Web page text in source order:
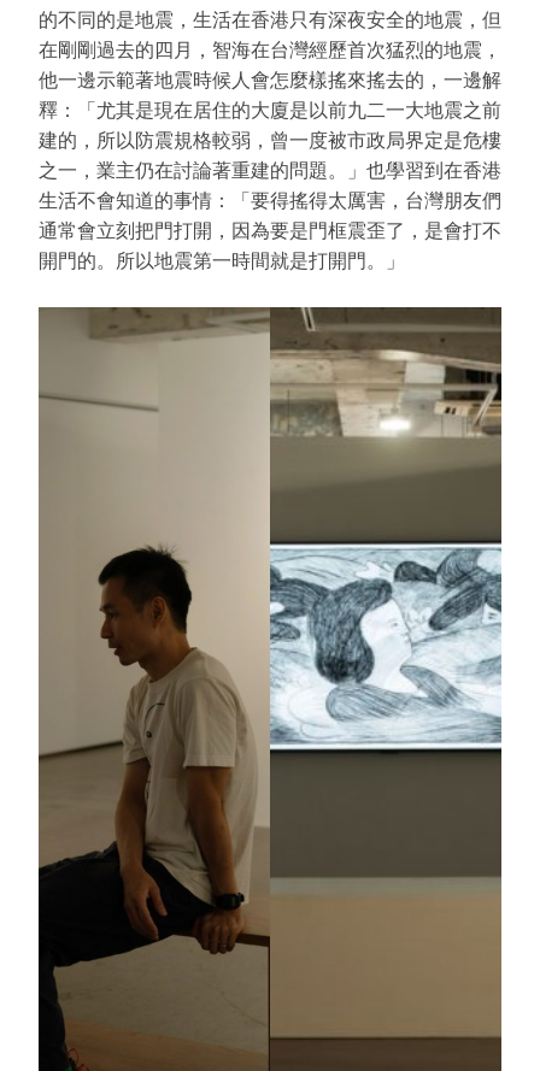
的不同的是地震，生活在香港只有深夜安全的地震，但
在剛剛過去的四月，智海在台灣經歷首次猛烈的地震，
他一邊示範著地震時候人會怎麼樣搖來搖去的，一邊解
釋：「尤其是現在居住的大廈是以前九二一大地震之前
建的，所以防震規格較弱，曾一度被市政局界定是危樓
之一，業主仍在討論著重建的問題。」也學習到在香港
生活不會知道的事情：「要得搖得太厲害，台灣朋友們
通常會立刻把門打開，因為要是門框震歪了，是會打不
開門的。所以地震第一時間就是打開門。」